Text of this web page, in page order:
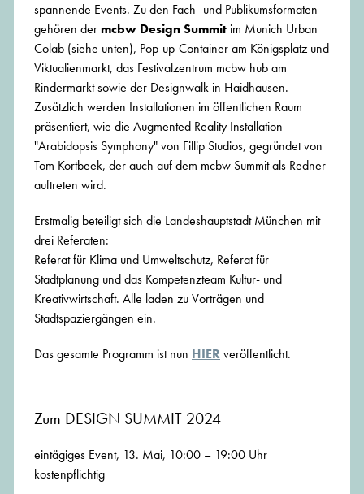
spannende Events. Zu den Fach- und Publikumsformaten
gehören dermcbw Design Summit im Munich Urban
Colab (siehe unten), Pop-up-Container am Königsplatz und
Viktualienmarkt, das Festivalzentrum mcbw hub am
Rindermarkt sowie der Designwalk in Haidhausen.
Zusätzlich werden Installationen im öffentlichen Raum
präsentiert, wie die Augmented Reality Installation
"Arabidopsis Symphony" von Fillip Studios, gegründet von
Tom Kortbeek, der auch auf dem mcbw Summit als Redner
auftreten wird.
Erstmalig beteiligt sich die Landeshauptstadt München mit
drei Referaten:
Referat für Klima und Umweltschutz, Referat für
Stadtplanung und das Kompetenzteam Kultur- und
Kreativwirtschaft. Alle laden zu Vorträgen und
Stadtspaziergängen ein.
Das gesamte Programm ist nun HIERveröffentlicht.
Zum DESIGN SUMMIT 2024
eintägiges Event, 13. Mai, 10:00 – 19:00 Uhr
kostenpflichtig